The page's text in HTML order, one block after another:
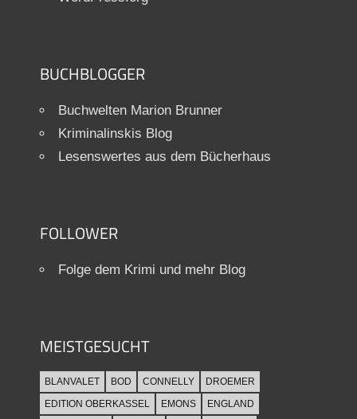
BUCHBLOGGER
Buchwelten Marion Brunner
Kriminalinskis Blog
Lesenswertes aus dem Bücherhaus
FOLLOWER
Folge dem Krimi und mehr Blog
MEISTGESUCHT
BLANVALET BOD CONNELLY
DROEMER
EDITION OBERKASSEL
EMONS
ENGLAND